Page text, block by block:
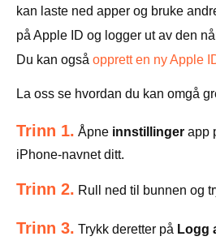
kan laste ned apper og bruke
på Apple ID og logger ut av den
Du kan også opprett en ny Apple
La oss se hvordan du kan omgå
Trinn 1. Åpne innstillinger app
iPhone-navnet ditt.
Trinn 2. Rull ned til bunnen og
Trinn 3. Trykk deretter på Logg